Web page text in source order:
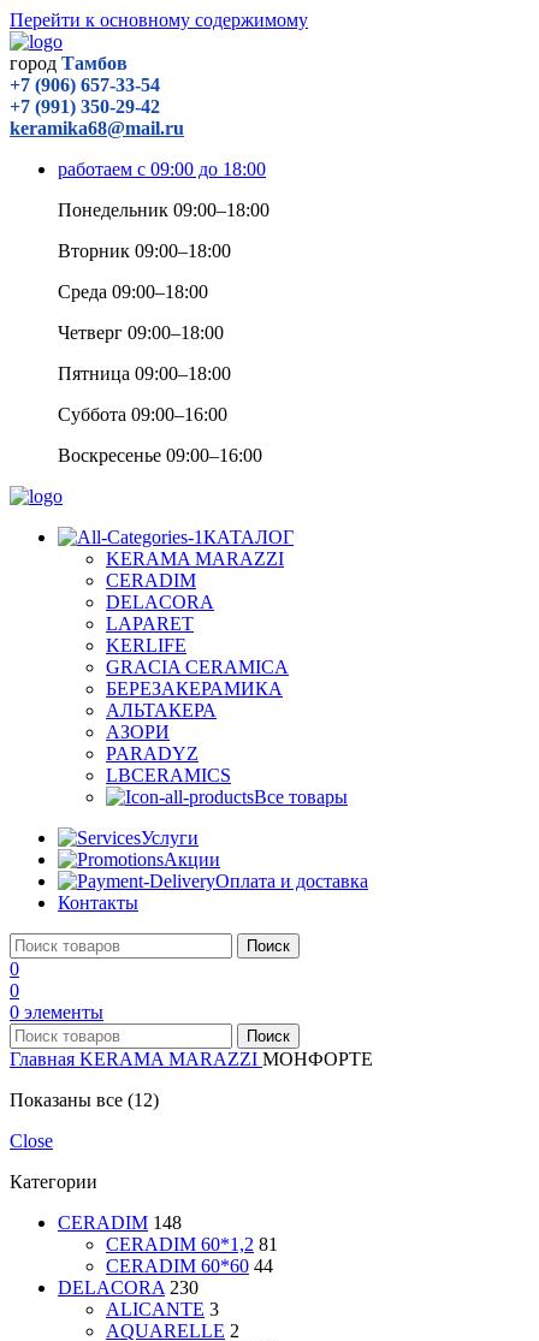
Перейти к основному содержимому
город Тамбов
+7 (906) 657-33-54
+7 (991) 350-29-42
keramika68@mail.ru
работаем с 09:00 до 18:00
Понедельник 09:00–18:00
Вторник 09:00–18:00
Среда 09:00–18:00
Четверг 09:00–18:00
Пятница 09:00–18:00
Суббота 09:00–16:00
Воскресенье 09:00–16:00
КАТАЛОГ
KERAMA MARAZZI
CERADIM
DELACORA
LAPARET
KERLIFE
GRACIA CERAMICA
БЕРЕЗАКЕРАМИКА
АЛЬТАКЕРА
АЗОРИ
PARADYZ
LBCERAMICS
Все товары
Услуги
Акции
Оплата и доставка
Контакты
Поиск
0
0
0 элементы
Поиск
Главная KERAMA MARAZZI МОНФОРТЕ
Показаны все (12)
Close
Категории
CERADIM 148
CERADIM 60*1,2 81
CERADIM 60*60 44
DELACORA 230
ALICANTE 3
AQUARELLE 2